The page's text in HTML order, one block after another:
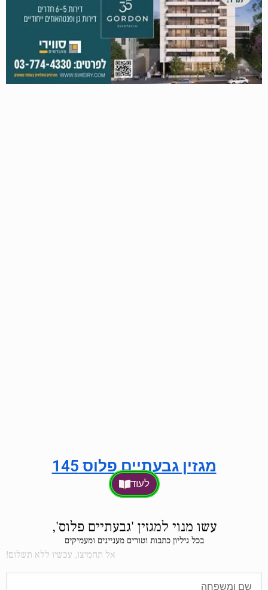
מגזין גבעתיים פלוס 145
לעוד
עשו מנוי למגזין 'גבעתיים פלוס',
בכל גיליון כתבות וטורים מעניינים ומעמיקים
אל תחמיצו, עכשיו ללא תשלום!